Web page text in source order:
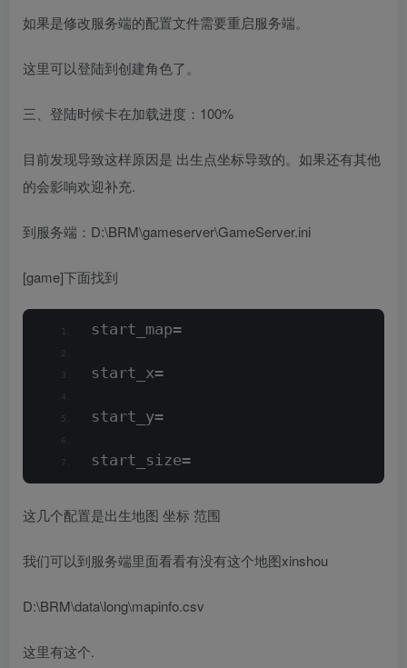
如果是修改服务端的配置文件需要重启服务端。
这里可以登陆到创建角色了。
三、登陆时候卡在加载进度：100%
目前发现导致这样原因是 出生点坐标导致的。如果还有其他
的会影响欢迎补充.
到服务端：D:\BRM\gameserver\GameServer.ini
[game]下面找到
start_map=
start_x=
start_y=
start_size=
这几个配置是出生地图 坐标 范围
我们可以到服务端里面看看有没有这个地图xinshou
D:\BRM\data\long\mapinfo.csv
这里有这个.